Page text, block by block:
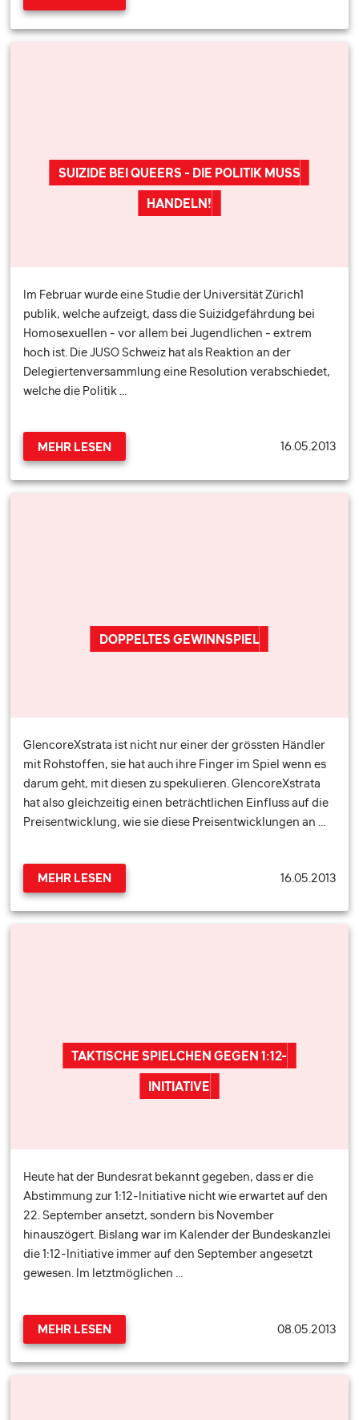
SUIZIDE BEI QUEERS - DIE POLITIK MUSS
HANDELN!
Im Februar wurde eine Studie der Universität Zürich1
publik, welche aufzeigt, dass die Suizidgefährdung bei
Homosexuellen - vor allem bei Jugendlichen - extrem
hoch ist. Die JUSO Schweiz hat als Reaktion an der
Delegiertenversammlung eine Resolution verabschiedet,
welche die Politik …
MEHR LESEN 16.05.2013
DOPPELTES GEWINNSPIEL
GlencoreXstrata ist nicht nur einer der grössten Händler
mit Rohstoffen, sie hat auch ihre Finger im Spiel wenn es
darum geht, mit diesen zu spekulieren. GlencoreXstrata
hat also gleichzeitig einen beträchtlichen Einfluss auf die
Preisentwicklung, wie sie diese Preisentwicklungen an …
MEHR LESEN 16.05.2013
TAKTISCHE SPIELCHEN GEGEN 1:12-
INITIATIVE
Heute hat der Bundesrat bekannt gegeben, dass er die
Abstimmung zur 1:12-Initiative nicht wie erwartet auf den
22. September ansetzt, sondern bis November
hinauszögert. Bislang war im Kalender der Bundeskanzlei
die 1:12-Initiative immer auf den September angesetzt
gewesen. Im letztmöglichen …
MEHR LESEN 08.05.2013